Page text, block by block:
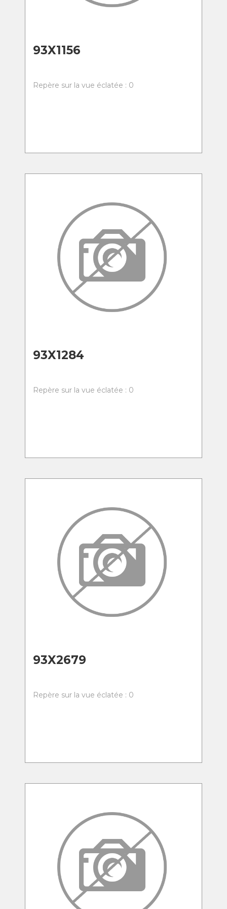
93X1156
Repère sur la vue éclatée : 0
93X1284
Repère sur la vue éclatée : 0
93X2679
Repère sur la vue éclatée : 0